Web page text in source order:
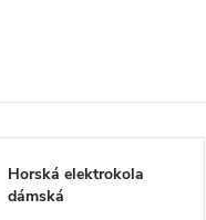
Horská elektrokola
dámská